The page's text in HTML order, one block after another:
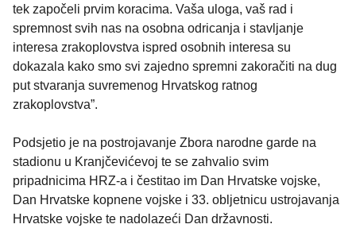
tek započeli prvim koracima. Vaša uloga, vaš rad i
spremnost svih nas na osobna odricanja i stavljanje
interesa zrakoplovstva ispred osobnih interesa su
dokazala kako smo svi zajedno spremni zakoračiti na dug
put stvaranja suvremenog Hrvatskog ratnog
zrakoplovstva”.
Podsjetio je na postrojavanje Zbora narodne garde na
stadionu u Kranjčevićevoj te se zahvalio svim
pripadnicima HRZ-a i čestitao im Dan Hrvatske vojske,
Dan Hrvatske kopnene vojske i 33. obljetnicu ustrojavanja
Hrvatske vojske te nadolazeći Dan državnosti.